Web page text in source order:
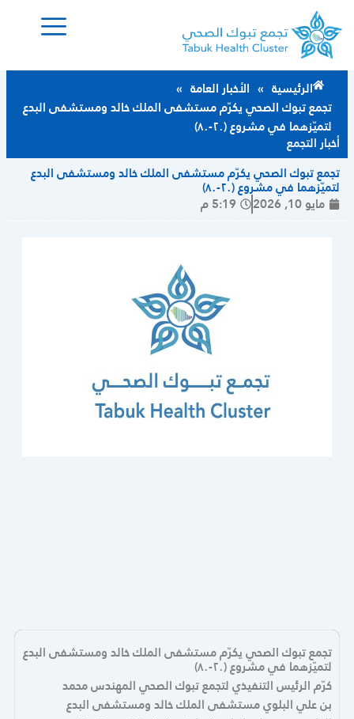
إلى
المحتوى
الرئيسية » الأخبار العامة »
تجمع تبوك الصحي يكرّم مستشفى الملك خالد ومستشفى البدع
لتميّزهما في مشروع (٢٠-٨٠)
أخبار التجمع
تجمع تبوك الصحي يكرّم مستشفى الملك خالد ومستشفى البدع
لتميّزهما في مشروع (٢٠-٨٠)
مايو 10, 2026 5:19 م
تجمع تبوك الصحي يكرّم مستشفى الملك خالد ومستشفى البدع
لتميّزهما في مشروع (٢٠-٨٠)
كرّم الرئيس التنفيذي لتجمع تبوك الصحي المهندس محمد
بن علي البلوي مستشفى الملك خالد ومستشفى البدع